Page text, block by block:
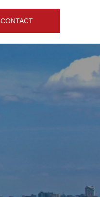
CONTACT